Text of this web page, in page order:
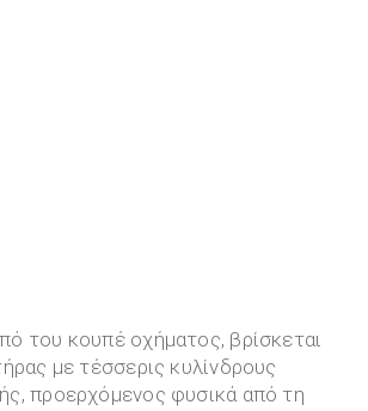
του κουπέ οχήματος, βρίσκεται
με τέσσερις κυλίνδρους
προερχόμενος φυσικά από τη